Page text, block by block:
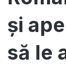
și
să le